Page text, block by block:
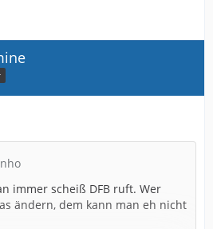
immer scheiß DFB ruft. Wer
ändern, dem kann man eh nicht